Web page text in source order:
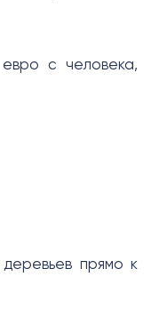
с человека,
прямо к